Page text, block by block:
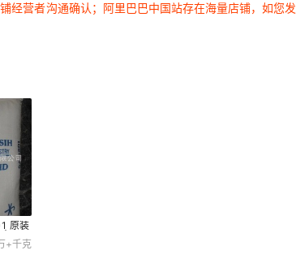
经营者沟通确认；阿里巴巴中国站存在海量店铺，如您
原装
西亚
+千克